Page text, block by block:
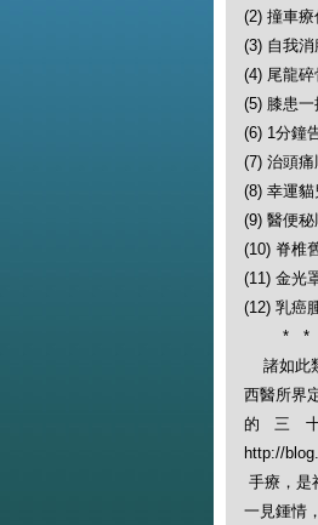
(2) 撞車療
(3) 自我消
(4) 尾龍
(5) 膝患一
(6) 1分鐘
(7) 治頭
(8) 幸運
(9) 醫便
(10) 脊椎
(11) 金光
(12) 乳癌
* *
諸如此
西醫所界
的三
http://
手療，是
一見鍾情